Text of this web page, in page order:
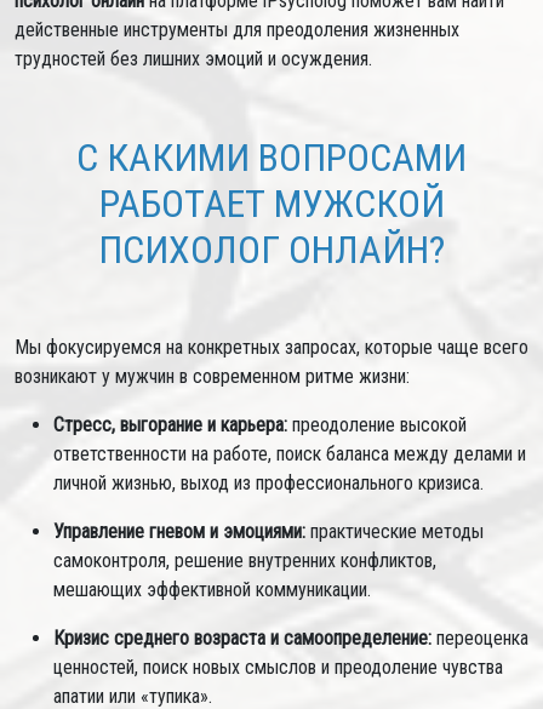
действенные инструменты для преодоления жизненных
трудностей без лишних эмоций и осуждения.
С КАКИМИ ВОПРОСАМИ
РАБОТАЕТ МУЖСКОЙ
ПСИХОЛОГ ОНЛАЙН?
Мы фокусируемся на конкретных запросах, которые чаще всего
возникают у мужчин в современном ритме жизни:
Стресс, выгорание и карьера: преодоление высокой
ответственности на работе, поиск баланса между делами и
личной жизнью, выход из профессионального кризиса.
Управление гневом и эмоциями: практические методы
самоконтроля, решение внутренних конфликтов,
мешающих эффективной коммуникации.
Кризис среднего возраста и самоопределение: переоценка
ценностей, поиск новых смыслов и преодоление чувства
апатии или «тупика».